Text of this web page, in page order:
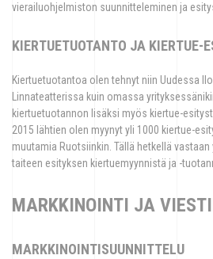
vierailuohjelmiston suunnitteleminen ja
KIERTUETUOTANTO JA KIERTUE-
Kiertuetuotantoa olen tehnyt niin Uudessa
Linnateatterissa kuin omassa
kiertuetuotannon lisäksi myös kiertue-
2015 lähtien olen myynyt yli 1000 kiertue-
muutamia Ruotsiinkin. Tällä hetkellä
taiteen esityksen kiertuemyynnistä ja -
MARKKINOINTI JA
MARKKINOINTISUUNNITTELU